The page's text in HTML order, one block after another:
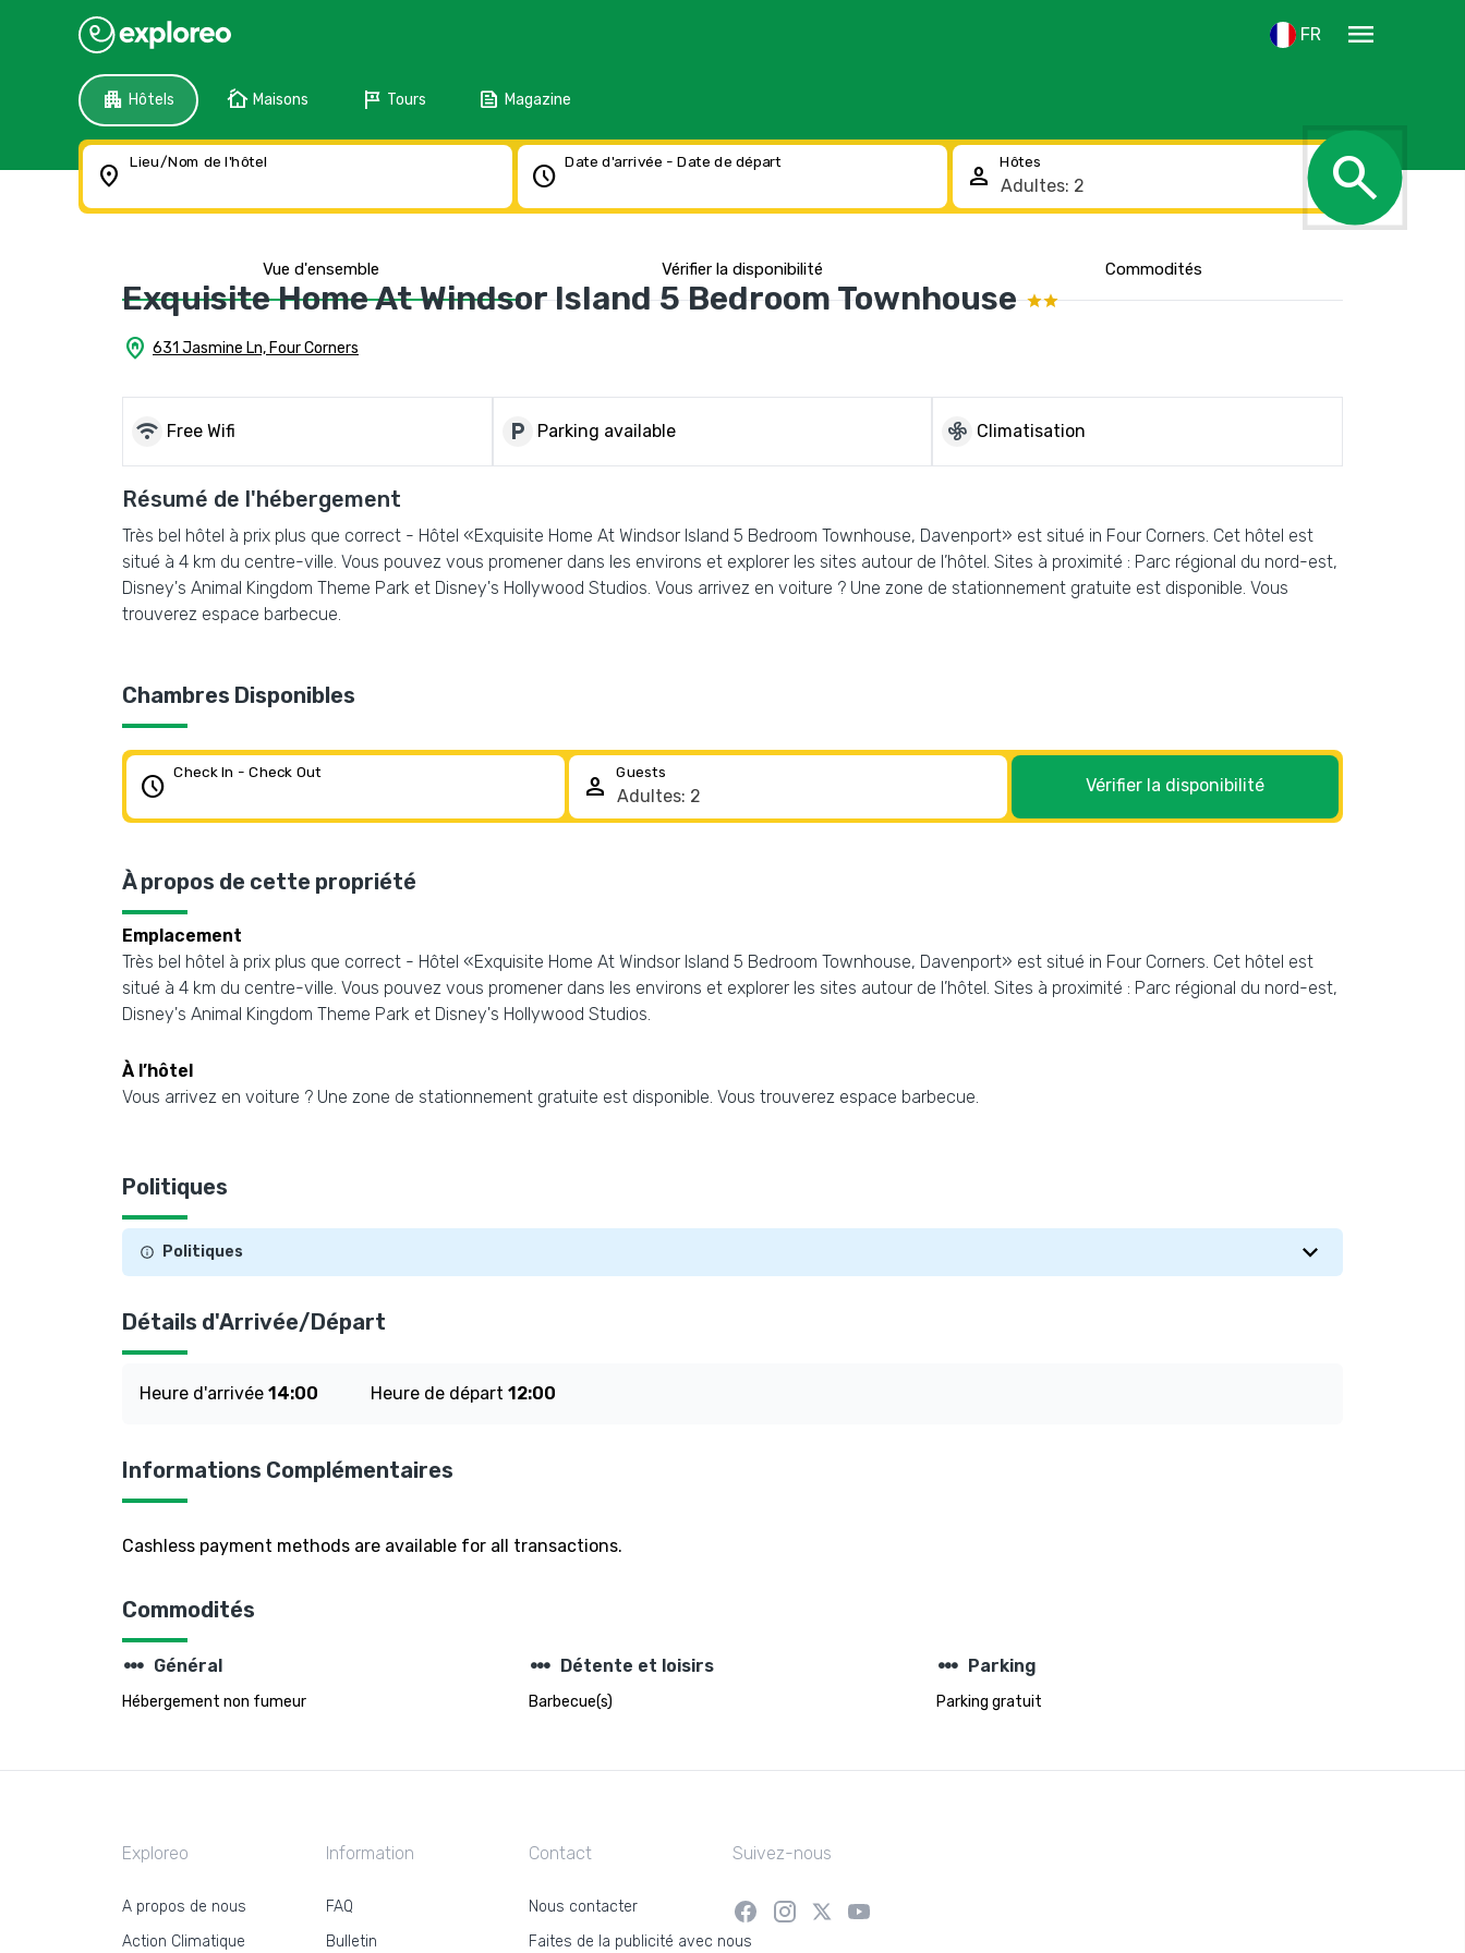
FR menu
apartment Hôtels cottage Maisons tour Tours feed Magazine
location_on Lieu/Nom de l'hôtel schedule Date d'arrivée - Date de départ person Hôtes search
Vue d'ensemble Vérifier la disponibilité Commodités
Exquisite Home At Windsor Island 5 Bedroom Townhouse
home_pin 631 Jasmine Ln, Four Corners
wifi Free Wifi local_parking Parking available mode_fan Climatisation
Résumé de l'hébergement
Très bel hôtel à prix plus que correct - Hôtel «Exquisite Home At Windsor Island 5 Bedroom Townhouse, Davenport» est situé in Four Corners. Cet hôtel est
situé à 4 km du centre-ville. Vous pouvez vous promener dans les environs et explorer les sites autour de l’hôtel. Sites à proximité : Parc régional du nord-est,
Disney's Animal Kingdom Theme Park et Disney's Hollywood Studios. Vous arrivez en voiture ? Une zone de stationnement gratuite est disponible. Vous
trouverez espace barbecue.
Chambres Disponibles
schedule Check In - Check Out person Guests
Vérifier la disponibilité
À propos de cette propriété
Emplacement
Très bel hôtel à prix plus que correct - Hôtel «Exquisite Home At Windsor Island 5 Bedroom Townhouse, Davenport» est situé in Four Corners. Cet hôtel est
situé à 4 km du centre-ville. Vous pouvez vous promener dans les environs et explorer les sites autour de l’hôtel. Sites à proximité : Parc régional du nord-est,
Disney's Animal Kingdom Theme Park et Disney's Hollywood Studios.
À l’hôtel
Vous arrivez en voiture ? Une zone de stationnement gratuite est disponible. Vous trouverez espace barbecue.
Politiques
Politiques
Détails d'Arrivée/Départ
Heure d'arrivée 14:00 Heure de départ 12:00
Informations Complémentaires
Cashless payment methods are available for all transactions.
Commodités
steppers Général
Hébergement non fumeur
steppers Détente et loisirs
Barbecue(s)
steppers Parking
Parking gratuit
Exploreo
A propos de nous
Action Climatique
Information
FAQ
Bulletin
Contact
Nous contacter
Faites de la publicité avec nous
Suivez-nous